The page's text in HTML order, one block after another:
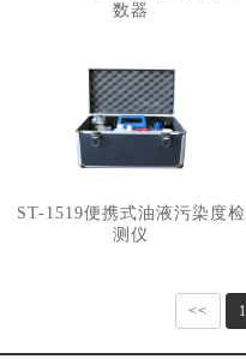
数器
ST-1519便携式油液污染度检
测仪
<< 1